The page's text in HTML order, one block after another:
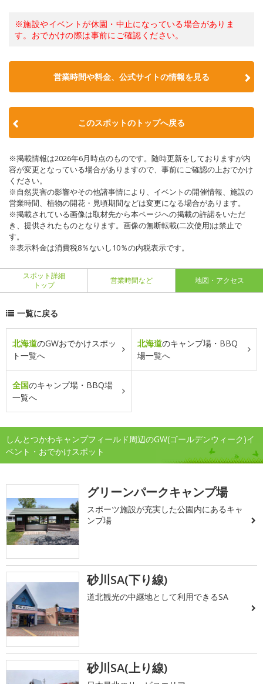
※施設やイベントが休園・中止になっている場合がありま
す。おでかけの際は事前にご確認ください。
営業時間や料金、公式サイトの情報を見る
このスポットのトップへ戻る
※掲載情報は2026年6月時点のものです。随時更新をしておりますが内
容が変更となっている場合がありますので、事前にご確認の上おでかけ
ください。
※自然災害の影響やその他諸事情により、イベントの開催情報、施設の
営業時間、植物の開花・見頃期間などは変更になる場合があります。
※掲載されている画像は取材先から本ページへの掲載の許諾をいただ
き、提供されたものとなります。画像の無断転載(二次使用)は禁止で
す。
※表示料金は消費税8％ないし10％の内税表示です。
スポット詳細
トップ
営業時間など 地図・アクセス
一覧に戻る
北海道のGWおでかけスポッ
ト一覧へ
北海道のキャンプ場・BBQ
場一覧へ
全国のキャンプ場・BBQ場
一覧へ
しんとつかわキャンプフィールド周辺のGW(ゴールデンウィーク)イ
ベント・おでかけスポット
グリーンパークキャンプ場
スポーツ施設が充実した公園内にあるキャ
ンプ場
砂川SA(下り線)
道北観光の中継地として利用できるSA
砂川SA(上り線)